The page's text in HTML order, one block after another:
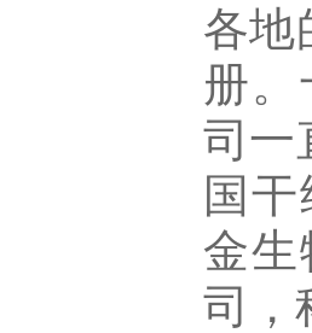
各地
册
司一
国
金
司，